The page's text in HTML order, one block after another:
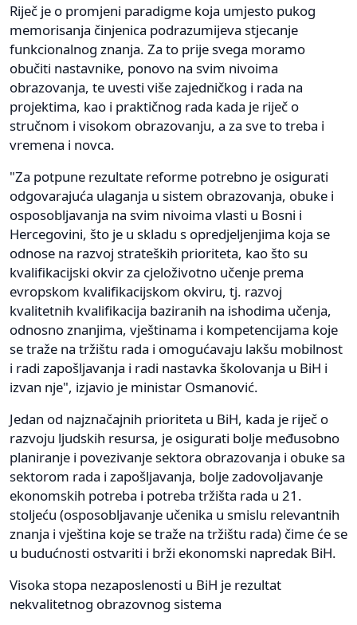
Riječ je o promjeni paradigme koja umjesto pukog
memorisanja činjenica podrazumijeva stjecanje
funkcionalnog znanja. Za to prije svega moramo
obučiti nastavnike, ponovo na svim nivoima
obrazovanja, te uvesti više zajedničkog i rada na
projektima, kao i praktičnog rada kada je riječ o
stručnom i visokom obrazovanju, a za sve to treba i
vremena i novca.
"Za potpune rezultate reforme potrebno je osigurati
odgovarajuća ulaganja u sistem obrazovanja, obuke i
osposobljavanja na svim nivoima vlasti u Bosni i
Hercegovini, što je u skladu s opredjeljenjima koja se
odnose na razvoj strateških prioriteta, kao što su
kvalifikacijski okvir za cjeloživotno učenje prema
evropskom kvalifikacijskom okviru, tj. razvoj
kvalitetnih kvalifikacija baziranih na ishodima učenja,
odnosno znanjima, vještinama i kompetencijama koje
se traže na tržištu rada i omogućavaju lakšu mobilnost
i radi zapošljavanja i radi nastavka školovanja u BiH i
izvan nje", izjavio je ministar Osmanović.
Jedan od najznačajnih prioriteta u BiH, kada je riječ o
razvoju ljudskih resursa, je osigurati bolje međusobno
planiranje i povezivanje sektora obrazovanja i obuke sa
sektorom rada i zapošljavanja, bolje zadovoljavanje
ekonomskih potreba i potreba tržišta rada u 21.
stoljeću (osposobljavanje učenika u smislu relevantnih
znanja i vještina koje se traže na tržištu rada) čime će se
u budućnosti ostvariti i brži ekonomski napredak BiH.
Visoka stopa nezaposlenosti u BiH je rezultat
nekvalitetnog obrazovnog sistema